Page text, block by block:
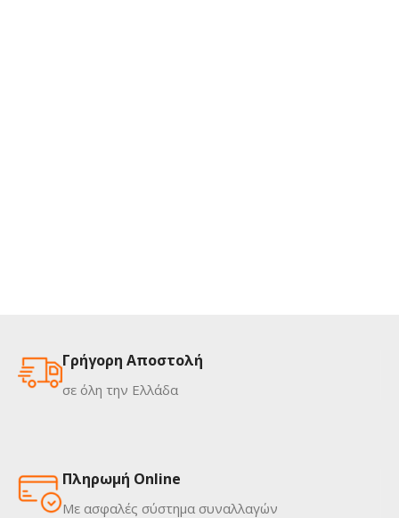
Γρήγορη Αποστολή
σε όλη την Ελλάδα
Πληρωμή Online
Με ασφαλές σύστημα συναλλαγών